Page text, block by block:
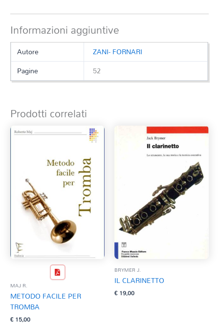
Informazioni aggiuntive
Autore
ZANI- FORNARI
Pagine
52
Prodotti correlati
MAJ R.
METODO FACILE PER
TROMBA
€15,00
BRYMER J.
IL CLARINETTO
€19,00